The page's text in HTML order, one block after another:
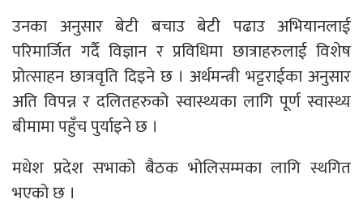
उनका अनुसार बेटी बचाउ बेटी पढाउ अभियानलाई
परिमार्जित गर्दै विज्ञान र प्रविधिमा छात्राहरुलाई विशेष
प्रोत्साहन छात्रवृति दिइने छ । अर्थमन्त्री भट्टराईका अनुसार
अति विपन्न र दलितहरुको स्वास्थ्यका लागि पूर्ण स्वास्थ्य
बीमामा पहुँच पुर्याइने छ ।
मधेश प्रदेश सभाको बैठक भोलिसम्मका लागि स्थगित
भएको छ ।